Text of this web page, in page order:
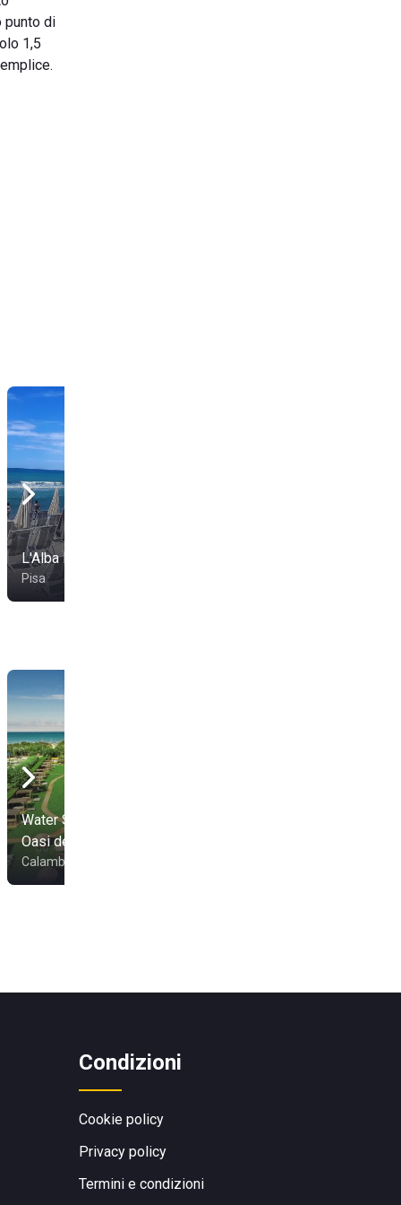
punto di
1,5
L'Alba Big Fish
Pisa
Water Sport Village
Oasi del Mare
Calambrone
Condizioni
Cookie policy
Privacy policy
Termini e condizioni